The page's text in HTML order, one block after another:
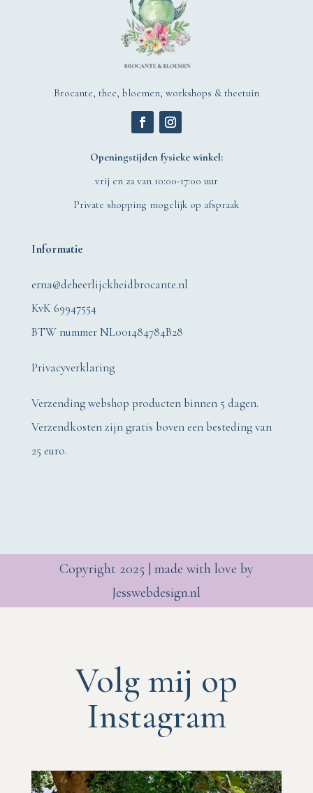
Brocante, thee, bloemen, workshops & theetuin
Openingstijden fysieke winkel:
vrij en za van 10:00-17:00 uur
Private shopping mogelijk op afspraak
Informatie
erna@deheerlijckheidbrocante.nl
KvK 69947554
BTW nummer NL001484784B28
Privacyverklaring
Verzending webshop producten binnen 5 dagen.
Verzendkosten zijn gratis boven een besteding van
25 euro.
Copyright 2025 | made with love by
Jesswebdesign.nl
Volg mij op
Instagram